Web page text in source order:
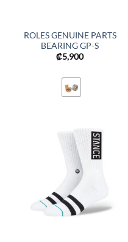
ROLES GENUINE PARTS
BEARING GP-S
₡5,900